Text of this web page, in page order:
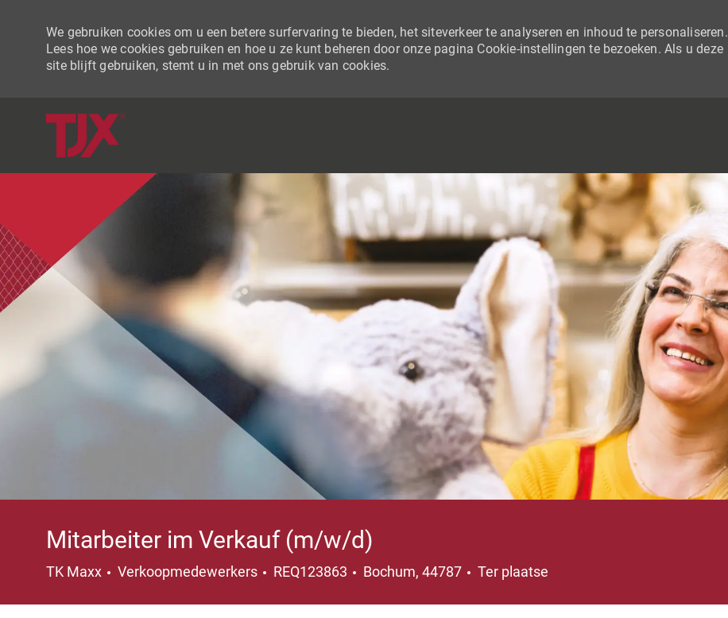
We gebruiken cookies om u een betere surfervaring te bieden, het siteverkeer te analyseren en inhoud te personaliseren.
Lees hoe we cookies gebruiken en hoe u ze kunt beheren door onze pagina Cookie-instellingen te bezoeken. Als u deze
site blijft gebruiken, stemt u in met ons gebruik van cookies.
Mitarbeiter im Verkauf (m/w/d)
TK Maxx Categorie
Verkoopmedewerkers REQ123863 Plaats
Bochum, 44787 Ter plaatse